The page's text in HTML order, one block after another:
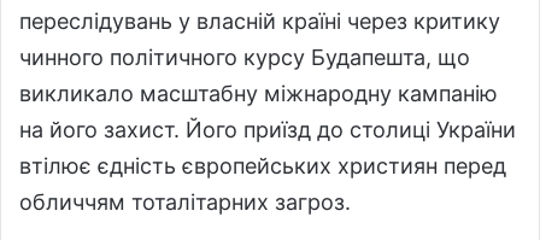
переслідувань у власній країні через критику
чинного політичного курсу Будапешта, що
викликало масштабну міжнародну кампанію
на його захист. Його приїзд до столиці України
втілює єдність європейських християн перед
обличчям тоталітарних загроз.